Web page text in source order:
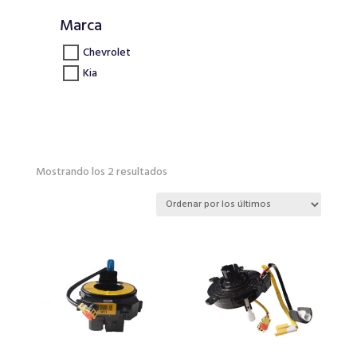
Marca
Chevrolet
Kia
Mostrando los 2 resultadosOrdenado
los